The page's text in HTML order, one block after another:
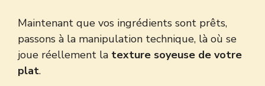
Maintenant que vos ingrédients sont prêts,
passons à la manipulation technique, là où se
joue réellement la texture soyeuse de votre
plat.